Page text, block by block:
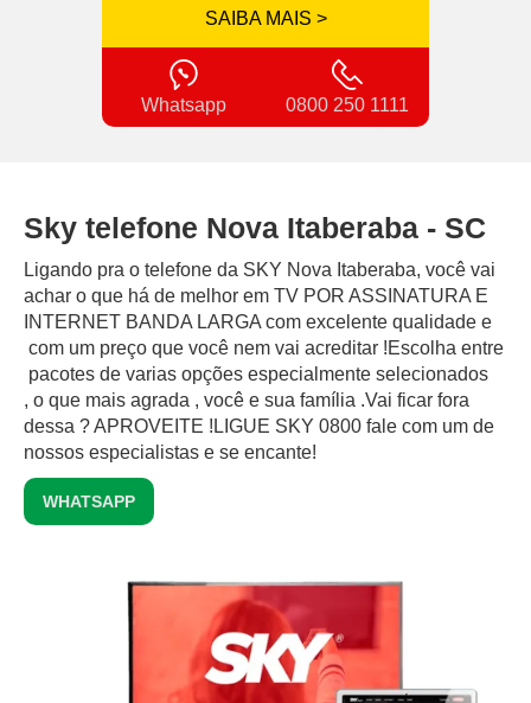
SAIBA MAIS >
Whatsapp 0800 250 1111
Sky telefone Nova Itaberaba - SC
Ligando pra o telefone da SKY Nova Itaberaba, você vai
achar o que há de melhor em TV POR ASSINATURA E
INTERNET BANDA LARGA com excelente qualidade e
com um preço que você nem vai acreditar !Escolha entre
pacotes de varias opções especialmente selecionados
, o que mais agrada , você e sua família .Vai ficar fora
dessa ? APROVEITE !LIGUE SKY 0800 fale com um de
nossos especialistas e se encante!
WHATSAPP